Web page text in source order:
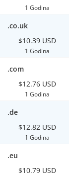
1 Godina
.co.uk
$10.39 USD
1 Godina
.com
$12.76 USD
1 Godina
.de
$12.82 USD
1 Godina
.eu
$10.79 USD